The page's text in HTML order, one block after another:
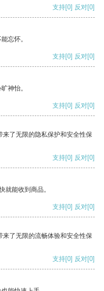
支持[0] 反对[0]
忘怀。
支持[0] 反对[0]
神怡。
支持[0] 反对[0]
了无限的隐私保护和安全性保
支持[0] 反对[0]
就能收到商品。
支持[0] 反对[0]
了无限的流畅体验和安全性保
支持[0] 反对[0]